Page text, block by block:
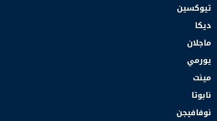
تيوكسين
ديكا
ماجلان
يورمي
مينت
نابوتا
نوفافيجن